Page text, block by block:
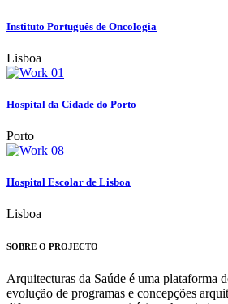
Instituto Português de Oncologia
Lisboa
Hospital da Cidade do Porto
Porto
Hospital Escolar de Lisboa
Lisboa
SOBRE O PROJECTO
Arquitecturas da Saúde é uma plataforma
evolução de programas e concepções